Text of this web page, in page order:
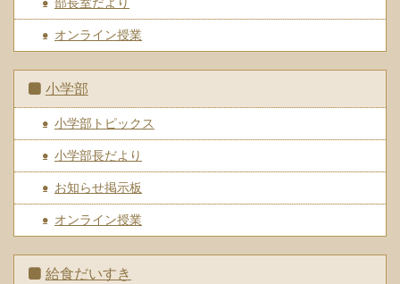
オンライン授業
小学部
小学部トピックス
小学部長だより
お知らせ掲示板
オンライン授業
給食だいすき